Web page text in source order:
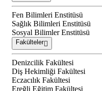
Fen Bilimleri Enstitüsü
Sağlık Bilimleri Enstitüsü
Sosyal Bilimler Enstitüsü
Fakülteler
Denizcilik Fakültesi
Diş Hekimliği Fakültesi
Eczacılık Fakültesi
Ereğli Eğitim Fakültesi